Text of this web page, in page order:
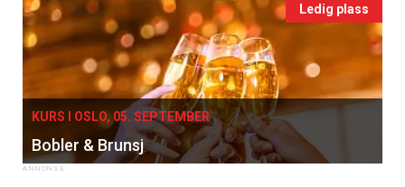
Ledig plass
KURS I OSLO, 05. SEPTEMBER
Bobler & Brunsj